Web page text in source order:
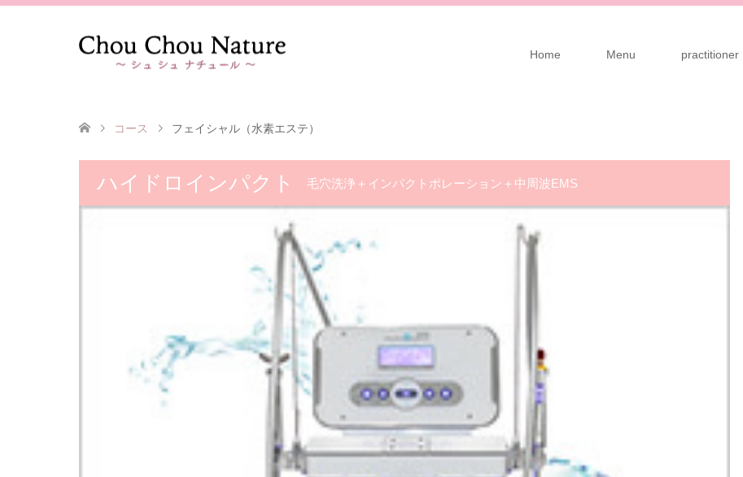
Home Menu practitioner
コース フェイシャル（水素エステ）
ハイドロインパクト 毛穴洗浄＋インパクトポレーション＋中周波EMS